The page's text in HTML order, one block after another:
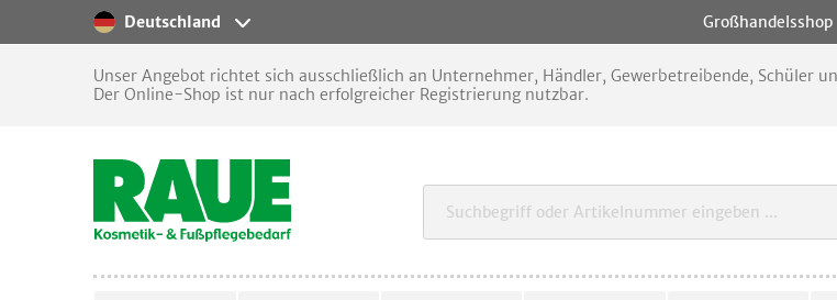
Deutschland Großhandelsshop
Unser Angebot richtet sich ausschließlich an Unternehmer, Händler, Gewerbetreibende, Schüler
Der Online-Shop ist nur nach erfolgreicher Registrierung nutzbar.